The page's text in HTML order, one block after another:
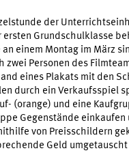
der
ersten Grundschulklasse
einem Montag im März
zwei Personen des
eines Plakats mit den
durch ein Verkaufsspiel
(orange) und eine
Gegenstände
von Preisschildern
Geld